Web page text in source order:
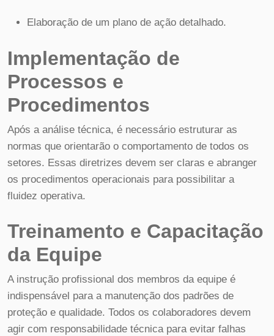
Elaboração de um plano de ação detalhado.
Implementação de
Processos e
Procedimentos
Após a análise técnica, é necessário estruturar as
normas que orientarão o comportamento de todos os
setores. Essas diretrizes devem ser claras e abranger
os procedimentos operacionais para possibilitar a
fluidez operativa.
Treinamento e Capacitação
da Equipe
A instrução profissional dos membros da equipe é
indispensável para a manutenção dos padrões de
proteção e qualidade. Todos os colaboradores devem
agir com responsabilidade técnica para evitar falhas